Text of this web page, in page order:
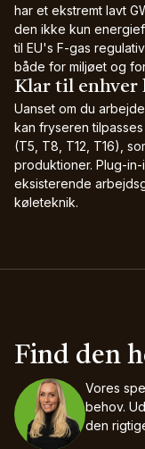
har et ekstremt lavt
den ikke kun
til EU's F-gas
både for miljøet og
Klar til enhver
Uanset om du
kan fryseren
(T5, T8, T12, T16),
produktioner. Plug-
eksisterende
køleteknik.
Find den
Vores
behov.
den